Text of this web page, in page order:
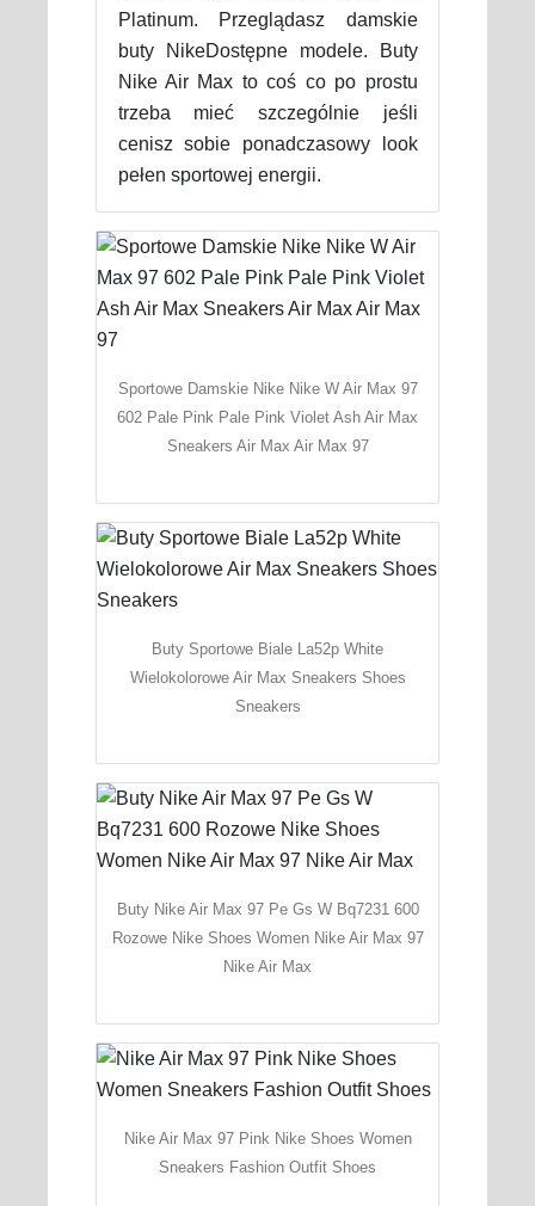
Platinum. Przeglądasz damskie
buty NikeDostępne modele. Buty
Nike Air Max to coś co po prostu
trzeba mieć szczególnie jeśli
cenisz sobie ponadczasowy look
pełen sportowej energii.
Sportowe Damskie Nike Nike W Air Max 97
602 Pale Pink Pale Pink Violet Ash Air Max
Sneakers Air Max Air Max 97
Buty Sportowe Biale La52p White
Wielokolorowe Air Max Sneakers Shoes
Sneakers
Buty Nike Air Max 97 Pe Gs W Bq7231 600
Rozowe Nike Shoes Women Nike Air Max 97
Nike Air Max
Nike Air Max 97 Pink Nike Shoes Women
Sneakers Fashion Outfit Shoes